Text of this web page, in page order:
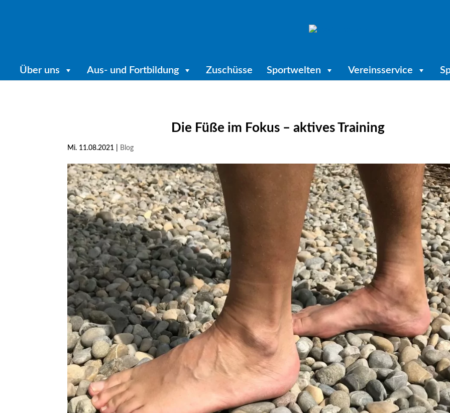
Über uns Aus- und Fortbildung Zuschüsse Sportwelten Vereinsservice
Die Füße im Fokus – aktives Training
Mi. 11.08.2021 Blog